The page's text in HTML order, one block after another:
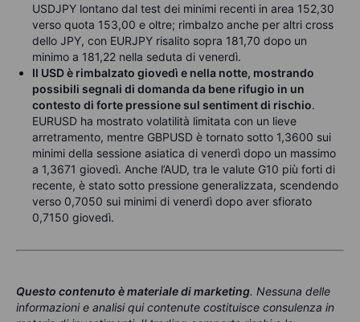
USDJPY lontano dal test dei minimi recenti in area 152,30
verso quota 153,00 e oltre; rimbalzo anche per altri cross
dello JPY, con EURJPY risalito sopra 181,70 dopo un
minimo a 181,22 nella seduta di venerdì.
Il USD è rimbalzato giovedì e nella notte, mostrando
possibili segnali di domanda da bene rifugio in un
contesto di forte pressione sul sentiment di rischio.
EURUSD ha mostrato volatilità limitata con un lieve
arretramento, mentre GBPUSD è tornato sotto 1,3600 sui
minimi della sessione asiatica di venerdì dopo un massimo
a 1,3671 giovedì. Anche l’AUD, tra le valute G10 più forti di
recente, è stato sotto pressione generalizzata, scendendo
verso 0,7050 sui minimi di venerdì dopo aver sfiorato
0,7150 giovedì.
Questo contenuto è materiale di marketing. Nessuna delle
informazioni e analisi qui contenute costituisce consulenza in